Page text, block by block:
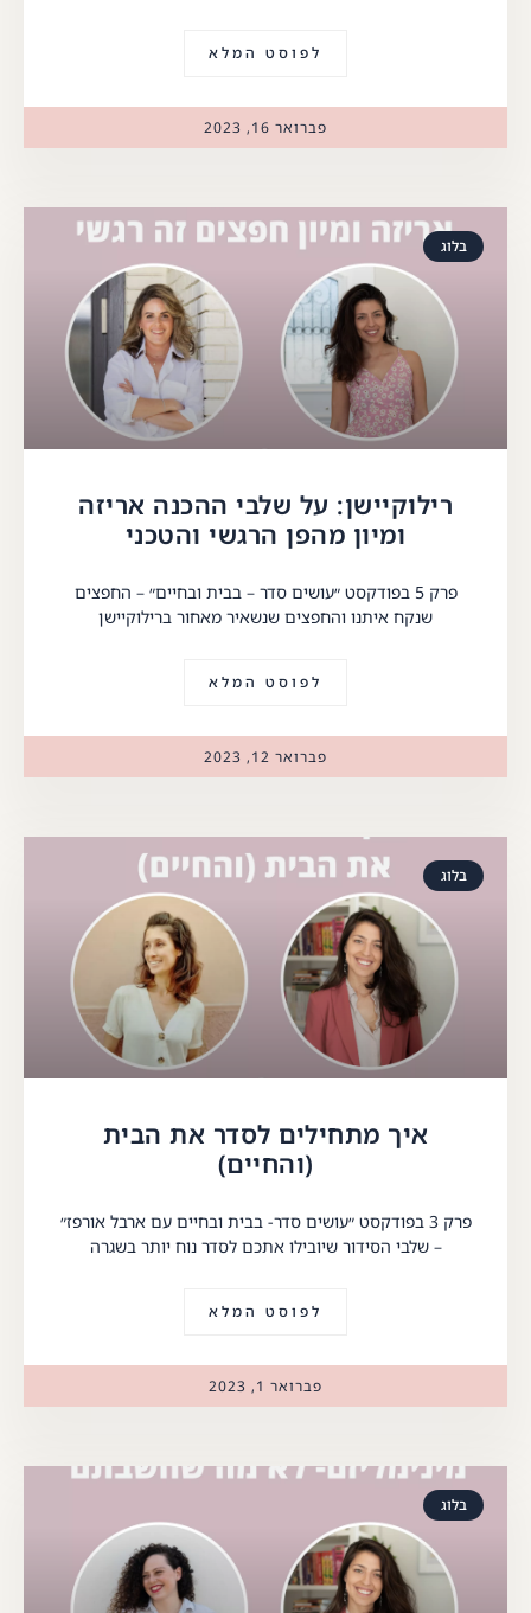
לפוסט המלא
פברואר 16, 2023
בלוג
רילוקיישן: על שלבי ההכנה אריזה
ומיון מהפן הרגשי והטכני
פרק 5 בפודקסט ״עושים סדר – בבית ובחיים״ – החפצים
שנקח איתנו והחפצים שנשאיר מאחור ברילוקיישן
לפוסט המלא
פברואר 12, 2023
בלוג
איך מתחילים לסדר את הבית
(והחיים)
פרק 3 בפודקסט ״עושים סדר- בבית ובחיים עם ארבל אורפז״
– שלבי הסידור שיובילו אתכם לסדר נוח יותר בשגרה
לפוסט המלא
פברואר 1, 2023
בלוג